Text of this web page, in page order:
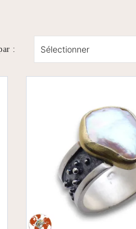
: Sélectionner